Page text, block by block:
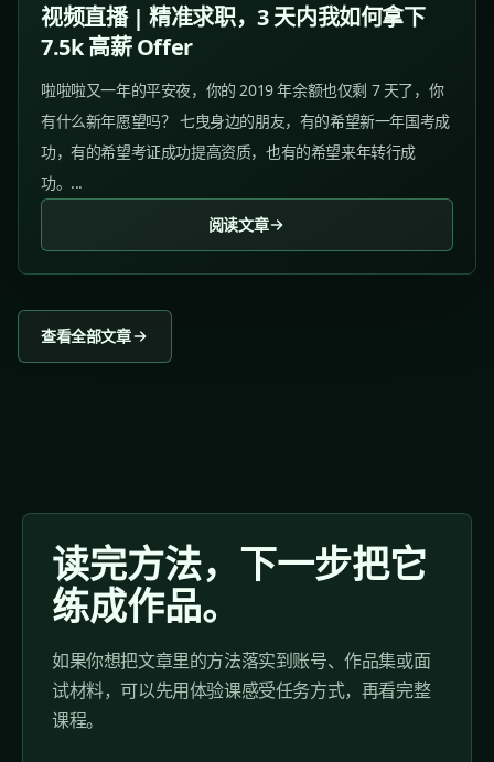
视频直播 | 精准求职，3 天内我如何拿下
7.5k 高薪 Offer
啦啦啦又一年的平安夜，你的 2019 年余额也仅剩 7 天了，你
有什么新年愿望吗？ 七曳身边的朋友，有的希望新一年国考成
功，有的希望考证成功提高资质，也有的希望来年转行成
功。...
阅读文章
查看全部文章
读完方法，下一步把它
练成作品。
如果你想把文章里的方法落实到账号、作品集或面
试材料，可以先用体验课感受任务方式，再看完整
课程。